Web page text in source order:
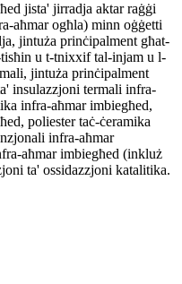
jista' jirradja aktar raġġi
aħmar ogħla) minn oġġetti
jintuża prinċipalment għat-
u t-tnixxif tal-injam u l-
jintuża prinċipalment
insulazzjoni termali infra-
infra-aħmar imbiegħed,
poliester taċ-ċeramika
infra-aħmar
aħmar imbiegħed (inkluż
ta' ossidazzjoni katalitika.